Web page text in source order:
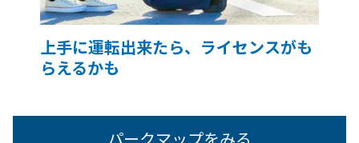
上手に運転出来たら、ライセンスがも
らえるかも